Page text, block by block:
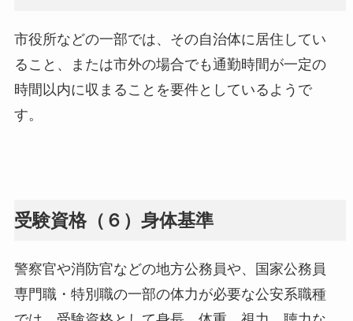
市役所などの一部では、その自治体に居住してい
ること、または市外の場合でも通勤時間が一定の
時間以内に収まることを要件としているようで
す。
受験資格（６）身体基準
警察官や消防官などの地方公務員や、国家公務員
専門職・特別職の一部の体力が必要な公安系職種